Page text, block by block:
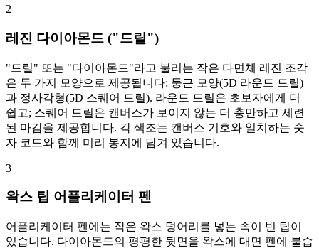
2
레진 다이아몬드 ("드릴")
"드릴" 또는 "다이아몬드"라고 불리는 작은 다면체 레진 조각
은 두 가지 모양으로 제공됩니다: 둥근 모양(5D 라운드 드릴)
과 정사각형(5D 스퀘어 드릴). 라운드 드릴은 초보자에게 더
쉽고; 스퀘어 드릴은 캔버스가 보이지 않는 더 충만하고 세련
된 마감을 제공합니다. 각 색조는 캔버스 기호와 일치하는 숫
자 코드와 함께 미리 봉지에 담겨 있습니다.
3
왁스 팁 어플리케이터 펜
어플리케이터 펜에는 작은 왁스 덩어리를 넣는 속이 빈 팁이
있습니다. 다이아몬드의 평평한 뒷면을 왁스에 대면 펜에 붙습